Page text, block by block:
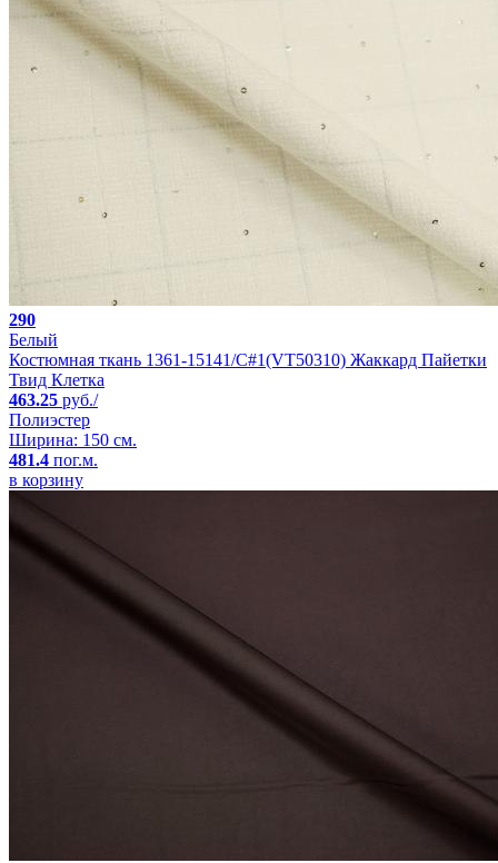
290
Белый
Костюмная ткань 1361-15141/C#1(VT50310) Жаккард Пайетки
Твид Клетка
463.25 руб./
Полиэстер
Ширина: 150 см.
481.4 пог.м.
в корзину